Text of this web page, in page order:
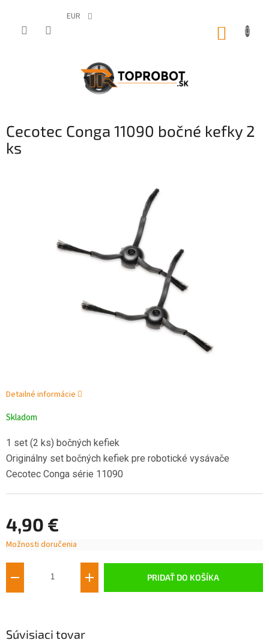
EUR
Cecotec Conga 11090 bočné kefky 2
ks
4,90 €
Jednotková
Skladom
Možnosti doručenia
PRIDAŤ DO KOŠÍKA
1 set (2 ks) bočných kefiek
Originálny set bočných kefiek pre robotické vysávače
Cecotec Conga série 11090
Detailné informácie
Súvisiaci tovar